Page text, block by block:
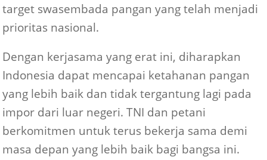
target swasembada pangan yang telah menjadi
prioritas nasional.
Dengan kerjasama yang erat ini, diharapkan
Indonesia dapat mencapai ketahanan pangan
yang lebih baik dan tidak tergantung lagi pada
impor dari luar negeri. TNI dan petani
berkomitmen untuk terus bekerja sama demi
masa depan yang lebih baik bagi bangsa ini.